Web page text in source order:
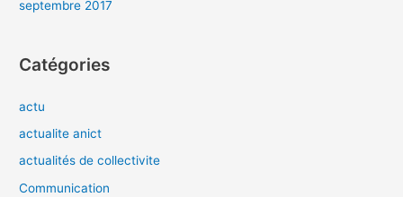
septembre 2017
Catégories
actu
actualite anict
actualités de collectivite
Communication